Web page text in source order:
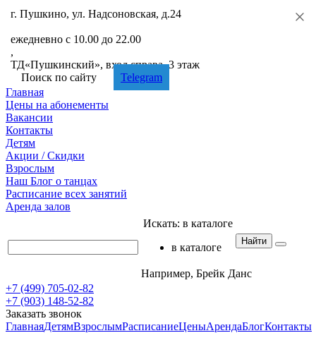
г. Пушкино, ул. Надсоновская, д.24
ежедневно с 10.00 до 22.00
,
ТД«Пушкинский», вход справа, 3 этаж
Поиск по сайту
Telegram
Главная
Цены на абонементы
Вакансии
Контакты
Детям
Акции / Скидки
Взрослым
Наш Блог о танцах
Расписание всех занятий
Аренда залов
Искать: в каталоге
в каталоге
Найти
Например, Брейк Данс
+7 (499) 705-02-82
+7 (903) 148-52-82
Заказать звонок
ГлавнаяДетямВзрослымРасписаниеЦеныАрендаБлогКонтакты